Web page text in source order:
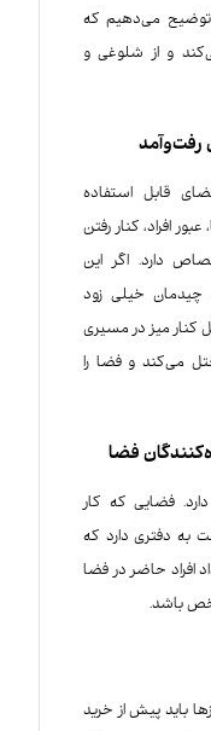
توضیح می‌دهیم که
و از شلوغی و
قابل استفاده
افراد، کنار رفتن
دارد. اگر این
چیدمان خیلی زود
کنار میز در مسیری
می‌کند و فضا را
فضایی که کار
به دفتری دارد که
افراد حاضر در فضا
باشد.
باید پیش از خرید